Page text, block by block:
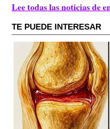
Lee todas las noticias de